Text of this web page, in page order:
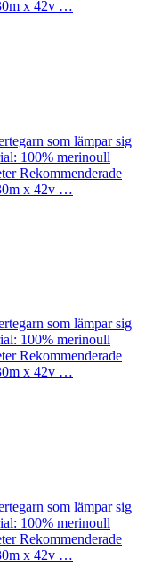
x 42v …
som lämpar sig
100% merinoull
Rekommenderade
x 42v …
som lämpar sig
100% merinoull
Rekommenderade
x 42v …
som lämpar sig
100% merinoull
Rekommenderade
x 42v …